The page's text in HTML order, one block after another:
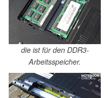
die ist für den DDR3-
Arbeitsspeicher.